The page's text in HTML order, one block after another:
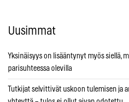
Uusimmat
Yksinäisyys on lisääntynyt myös siellä,
parisuhteessa olevilla
Tutkijat selvittivät uskoon tulemisen ja